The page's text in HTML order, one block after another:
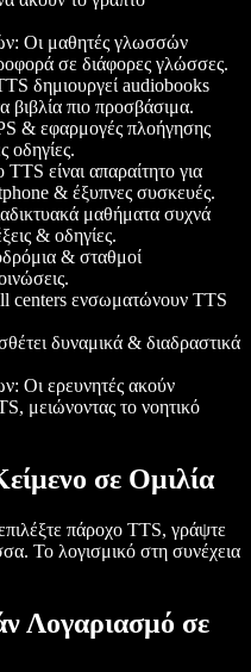
: Οι μαθητές γλωσσών
σε διάφορες γλώσσες.
δημιουργεί audiobooks
βιβλία πιο προσβάσιμα.
& εφαρμογές πλοήγησης
οδηγίες.
TTS είναι απαραίτητο για
& έξυπνες συσκευές.
μαθήματα συχνά
& οδηγίες.
& σταθμοί
centers ενσωματώνουν TTS
δυναμικά & διαδραστικά
: Οι ερευνητές ακούν
μειώνοντας το νοητικό
σε Ομιλία
πάροχο TTS, γράψτε
Το λογισμικό στη συνέχεια
Λογαριασμό σε